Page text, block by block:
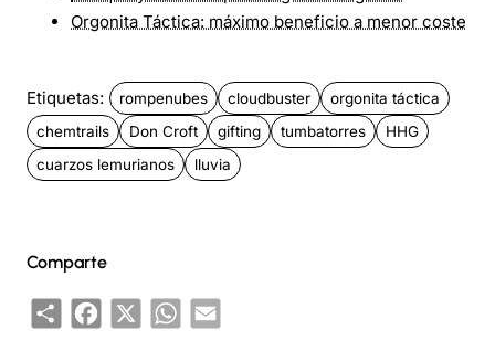
Orgonita Táctica: máximo beneficio a menor coste
Etiquetas: rompenubes cloudbuster
orgonita táctica
chemtrails
Don Croft gifting tumbatorres
HHG
cuarzos lemurianos
lluvia
Comparte
ShareFacebook
X WhatsApp
Email